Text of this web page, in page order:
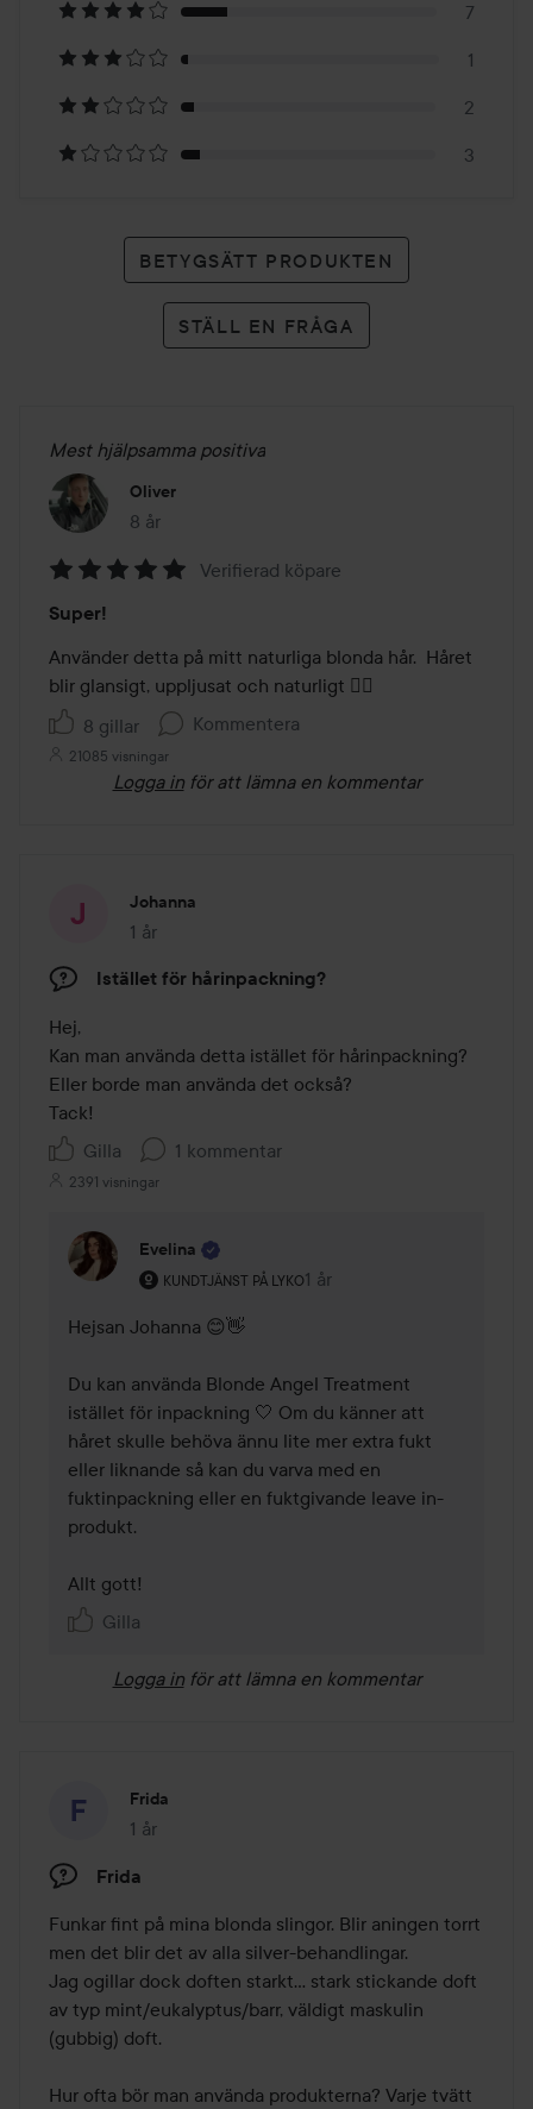
39
betyg
7
1
2
3
BETYGSÄTT PRODUKTEN
STÄLL EN FRÅGA
Mest hjälpsamma positiva
Oliver
8 år
Inlägget skapades 8 år
5
av
5
Verifierad köpare
Super!
Använder detta på mitt naturliga blonda hår.  Håret
blir glansigt, uppljusat och naturligt 👌🏻
8 gillar
Kommentera
21085 visningar
Logga in för att lämna en kommentar
Johanna
1 år
Inlägget skapades 1 år
Istället för hårinpackning?
Hej,
Kan man använda detta istället för hårinpackning?
Eller borde man använda det också?
Tack!
Gilla
1 kommentar
2391 visningar
Evelina
KUNDTJÄNST PÅ LYKO
Användarens roll: Kundtjänst på Lyko.
1 år
Kommentaren lades 1 år
Hejsan Johanna 😊👋
Du kan använda Blonde Angel Treatment
istället för inpackning 🤍 Om du känner att
håret skulle behöva ännu lite mer extra fukt
eller liknande så kan du varva med en
fuktinpackning eller en fuktgivande leave in-
produkt.
Allt gott!
Gilla
Logga in för att lämna en kommentar
Frida
1 år
Inlägget skapades 1 år
Frida
Funkar fint på mina blonda slingor. Blir aningen torrt
men det blir det av alla silver-behandlingar.
Jag ogillar dock doften starkt… stark stickande doft
av typ mint/eukalyptus/barr, väldigt maskulin
(gubbig) doft.
Hur ofta bör man använda produkterna? Varje tvätt